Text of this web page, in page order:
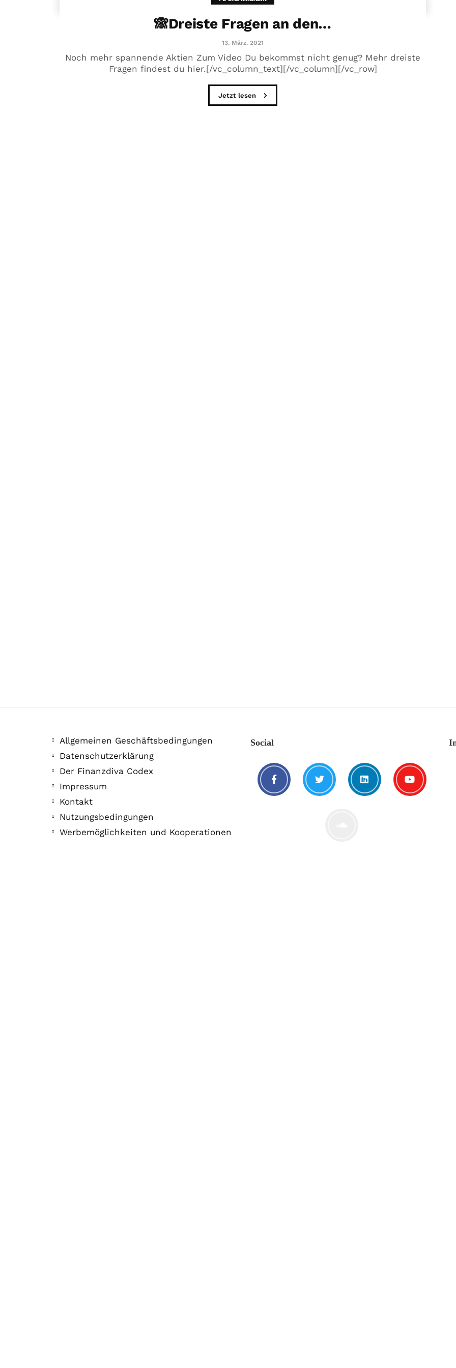
🙈Dreiste Fragen an den…
13. März. 2021
Noch mehr spannende Aktien Zum Video Du bekommst nicht genug? Mehr dreiste
Fragen findest du hier.[/vc_column_text][/vc_column][/vc_row]
Jetzt lesen
Allgemeinen Geschäftsbedingungen
Datenschutzerklärung
Der Finanzdiva Codex
Impressum
Kontakt
Nutzungsbedingungen
Werbemöglichkeiten und Kooperationen
Social